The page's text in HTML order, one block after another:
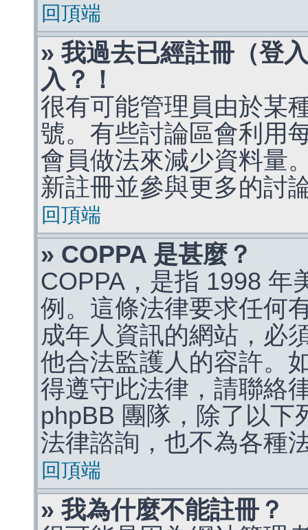
回頂端
» 我過去已經註冊（登
入？！
很有可能管理員由於某
號。有些討論區會利用
會員做法來減少資料量
新註冊並參與更多的討
回頂端
» COPPA 是甚麼？
COPPA，是指 1998 年
例。這條法律要求任何
成年人資訊的網站，必
他合法監護人的容許。
得遵守此法律，請聯絡
phpBB 團隊，除了以下
法律諮詢，也不為各種
回頂端
» 我為什麼不能註冊？